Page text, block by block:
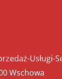
Usługi-
Wschowa